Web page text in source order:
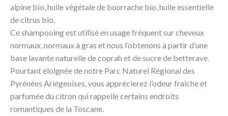
alpine bio, huile végétale de bourrache bio, huile essentielle
de citrus bio.
Ce shampooing est utilisé en usage fréquent sur cheveux
normaux, normaux à gras et nous l’obtenons à partir d’une
base lavante naturelle de coprah et de sucre de betterave.
Pourtant éloignée de notre Parc Naturel Régional des
Pyrénées Ariégeoises, vous apprécierez l’odeur fraîche et
parfumée du citron qui rappelle certains endroits
romantiques de la Toscane.